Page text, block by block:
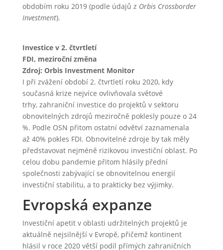
obdobím roku 2019 (podle údajů z Orbis Crossborder
Investment).
Investice v 2. čtvrtletí
FDI, meziroční změna
Zdroj: Orbis Investment Monitor
I při zvážení období 2. čtvrtletí roku 2020, kdy
současná krize nejvíce ovlivňovala světové
trhy, zahraniční investice do projektů v sektoru
obnovitelných zdrojů meziročně poklesly pouze o 24
%. Podle OSN přitom ostatní odvětví zaznamenala
až 40% pokles FDI. Obnovitelné zdroje by tak měly
představovat nejméně rizikovou investiční oblast. Po
celou dobu pandemie přitom hlásily přední
společnosti zabývající se obnovitelnou energií
investiční stabilitu, a to prakticky bez výjimky.
Evropská expanze
Investiční apetit v oblasti udržitelných projektů je
aktuálně nejsilnější v Evropě, přičemž kontinent
hlásil v roce 2020 větší podíl přímých zahraničních